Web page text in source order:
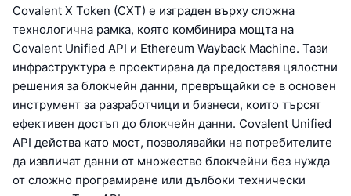
Covalent X Token (CXT) е изграден върху сложна
технологична рамка, която комбинира мощта на
Covalent Unified API и Ethereum Wayback Machine. Тази
инфраструктура е проектирана да предоставя цялостни
решения за блокчейн данни, превръщайки се в основен
инструмент за разработчици и бизнеси, които търсят
ефективен достъп до блокчейн данни. Covalent Unified
API действа като мост, позволявайки на потребителите
да извличат данни от множество блокчейни без нужда
от сложно програмиране или дълбоки технически